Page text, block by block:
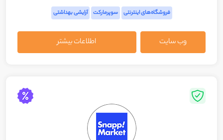
فروشگاه‌های اینترنتی سوپرمارکت آرایشی بهداشتی
وب سایت اطلاعات بیشتر